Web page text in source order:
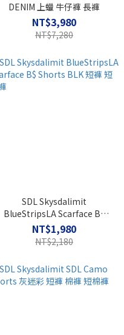
DENIM 上蠟 牛仔褲 長褲
NT$3,980
NT$7,280
SDL Skysdalimit
BlueStripsLA Scarface B$
Shorts BLK 短褲 短棉褲
NT$1,980
NT$2,180